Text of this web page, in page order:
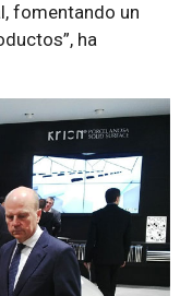
fomentando un
, ha